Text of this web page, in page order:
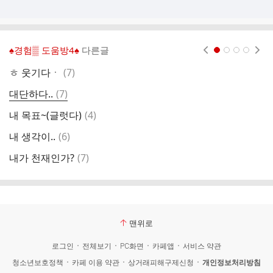
♠경험▒ 도움방4♠ 다른글
ㅎ 웃기다ㆍ 댓
(7)
대단하다.. 댓
글
(7)
내 목표~(글럿다) 댓
(4)
내 생각이.. 댓
(6)
내가 천재인가? 댓
(7)
맨위로
로그인 전체보기 PC화면 카페앱
서비스 약관
청소년보호정책
카페 이용 약관 상거래피해구제신청 개인정보처리방침